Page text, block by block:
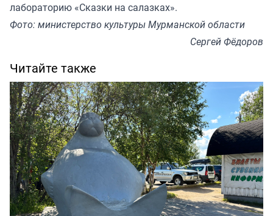
лабораторию «Сказки на салазках».
Фото: министерство культуры Мурманской области
Сергей Фёдоров
Читайте также